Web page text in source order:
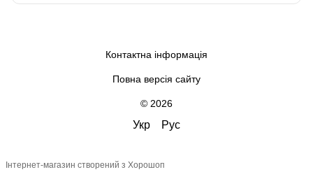
Контактна інформація
Повна версія сайту
© 2026
Укр Рус
Інтернет-магазин створений з Хорошоп